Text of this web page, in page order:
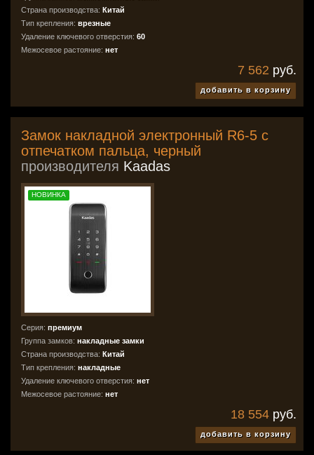
Страна производства: Китай
Тип крепления: врезные
Удаление ключевого отверстия: 60
Межосевое растояние: нет
7 562 руб.
добавить в корзину
Замок накладной электронный R6-5 с
отпечатком пальца, черный
производителя Kaadas
НОВИНКА
Серия: премиум
Группа замков: накладные замки
Страна производства: Китай
Тип крепления: накладные
Удаление ключевого отверстия: нет
Межосевое растояние: нет
18 554 руб.
добавить в корзину